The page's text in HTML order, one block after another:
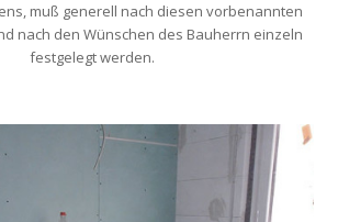
muß generell nach diesen vorbenannten
nach den Wünschen des Bauherrn einzeln
festgelegt werden.